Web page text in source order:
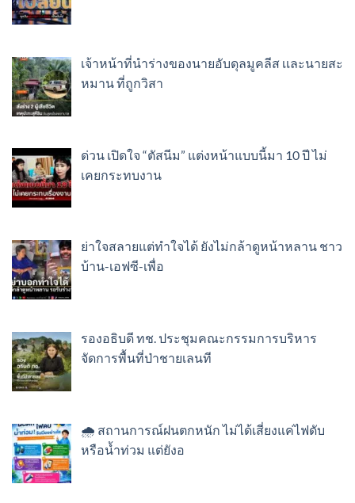
เจ้าหน้าที่นำร่างของนายอับดุลมูคลีส เเละนายสะ
หมาน ที่ถูกวิสา
ด่วน เปิดใจ “ตัสนีม” แต่งหน้าแบบนี้มา 10 ปี ไม่
เคยกระทบงาน
ย่าใจสลายแต่ทำใจได้ ยังไม่กล้าดูหน้าหลาน ชาว
บ้าน-เอฟซี-เพื่อ
รองอธิบดี ทช. ประชุมคณะกรรมการบริหาร
จัดการพื้นที่ป่าชายเลนที
🌧️ สถานการณ์ฝนตกหนัก ไม่ได้เสี่ยงแค่ไฟดับ
หรือน้ำท่วม แต่ยังอ